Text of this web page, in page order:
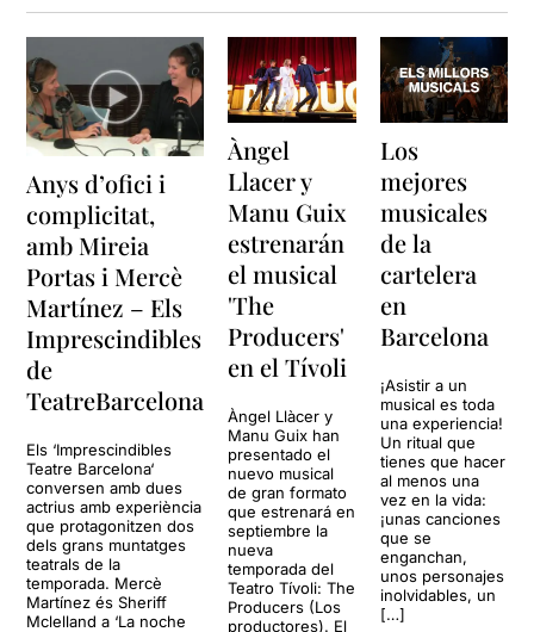
Anys d’ofici i
complicitat,
amb Mireia
Portas i Mercè
Martínez – Els
Imprescindibles
de
TeatreBarcelona
Els ‘Imprescindibles
Teatre Barcelona‘
conversen amb dues
actrius amb experiència
que protagonitzen dos
dels grans muntatges
teatrals de la
temporada. Mercè
Martínez és Sheriff
Mclelland a ‘La noche
Àngel
Llacer y
Manu Guix
estrenarán
el musical
'The
Producers'
en el Tívoli
Àngel Llàcer y
Manu Guix han
presentado el
nuevo musical
de gran formato
que estrenará en
septiembre la
nueva
temporada del
Teatro Tívoli: The
Producers (Los
productores). El
Los
mejores
musicales
de la
cartelera
en
Barcelona
¡Asistir a un
musical es toda
una experiencia!
Un ritual que
tienes que hacer
al menos una
vez en la vida:
¡unas canciones
que se
enganchan,
unos personajes
inolvidables, un
[…]